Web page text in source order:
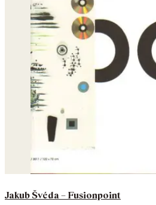
Jakub Švéda – Fusionpoint